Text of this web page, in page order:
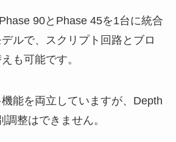
90とPhase 45を1台に統合
ルで、スクリプト回路とブロ
も可能です。
能を両立していますが、Depth
整はできません。